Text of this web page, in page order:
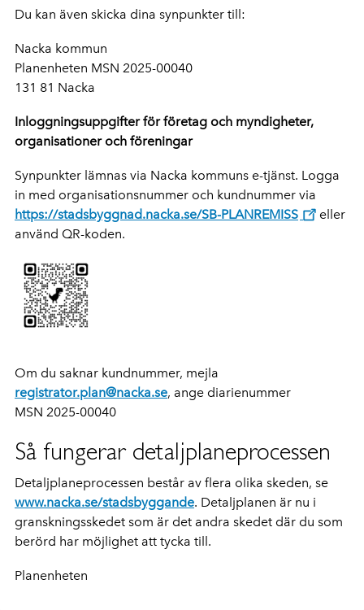
Du kan även skicka dina synpunkter till:
Nacka kommun
Planenheten MSN 2025-00040
131 81 Nacka
Inloggningsuppgifter för företag och myndigheter,
organisationer och föreningar
Synpunkter lämnas via Nacka kommuns e-tjänst. Logga
in med organisationsnummer och kundnummer via
https://stadsbyggnad.nacka.se/SB-PLANREMISS
eller
använd QR-koden.
Om du saknar kundnummer, mejla
registrator.plan@nacka.se, ange diarienummer
MSN 2025-00040
Så fungerar detaljplaneprocessen
Detaljplaneprocessen består av flera olika skeden, se
www.nacka.se/stadsbyggande. Detaljplanen är nu i
granskningsskedet som är det andra skedet där du som
berörd har möjlighet att tycka till.
Planenheten